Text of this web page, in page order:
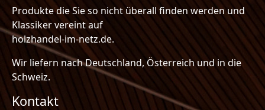
Produkte die Sie so nicht überall finden werden und
Klassiker vereint auf
holzhandel-im-netz.de.
Wir liefern nach Deutschland, Österreich und in die
Schweiz.
Kontakt